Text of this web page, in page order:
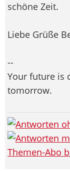
schöne Zeit.
Liebe Grüße
--
Your future is
tomorrow.
Themen-Abo